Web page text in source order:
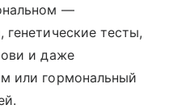
—
тесты,
и даже
или гормональный